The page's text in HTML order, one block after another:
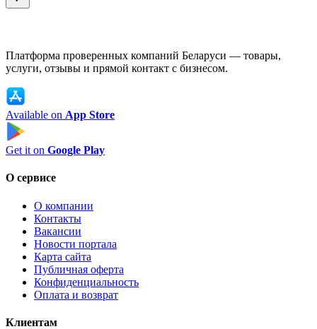
Платформа проверенных компаний Беларуси — товары,
услуги, отзывы и прямой контакт с бизнесом.
Available on App Store
Get it on Google Play
О сервисе
О компании
Контакты
Вакансии
Новости портала
Карта сайта
Публичная оферта
Конфиденциальность
Оплата и возврат
Клиентам